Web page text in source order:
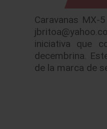
Caravanas MX-
iniciativa que
decembrina.
de la marca de